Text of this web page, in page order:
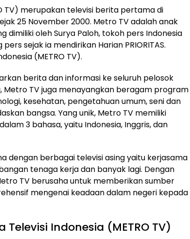
TV) merupakan televisi berita pertama di
25 November 2000. Metro TV adalah anak
dimiliki oleh Surya Paloh, tokoh pers Indonesia
sejak ia mendirikan Harian PRIORITAS.
(METRO TV).
berita dan informasi ke seluruh pelosok
Metro TV juga menayangkan beragam program
kesehatan, pengetahuan umum, seni dan
bangsa. Yang unik, Metro TV memiliki
3 bahasa, yaitu Indonesia, Inggris, dan
dengan berbagai televisi asing yaitu kerjasama
tenaga kerja dan banyak lagi. Dengan
TV berusaha untuk memberikan sumber
mengenai keadaan dalam negeri kepada
Televisi Indonesia (METRO TV)